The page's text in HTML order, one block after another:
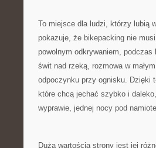
To miejsce dla ludzi, którzy lubią
pokazuje, że bikepacking nie
powolnym odkrywaniem,
świt nad rzeką, rozmowa w
odpoczynku przy ognisku. Dzięki
które chcą jechać szybko i
wyprawie, jednej nocy pod
Dużą wartością strony jest jej